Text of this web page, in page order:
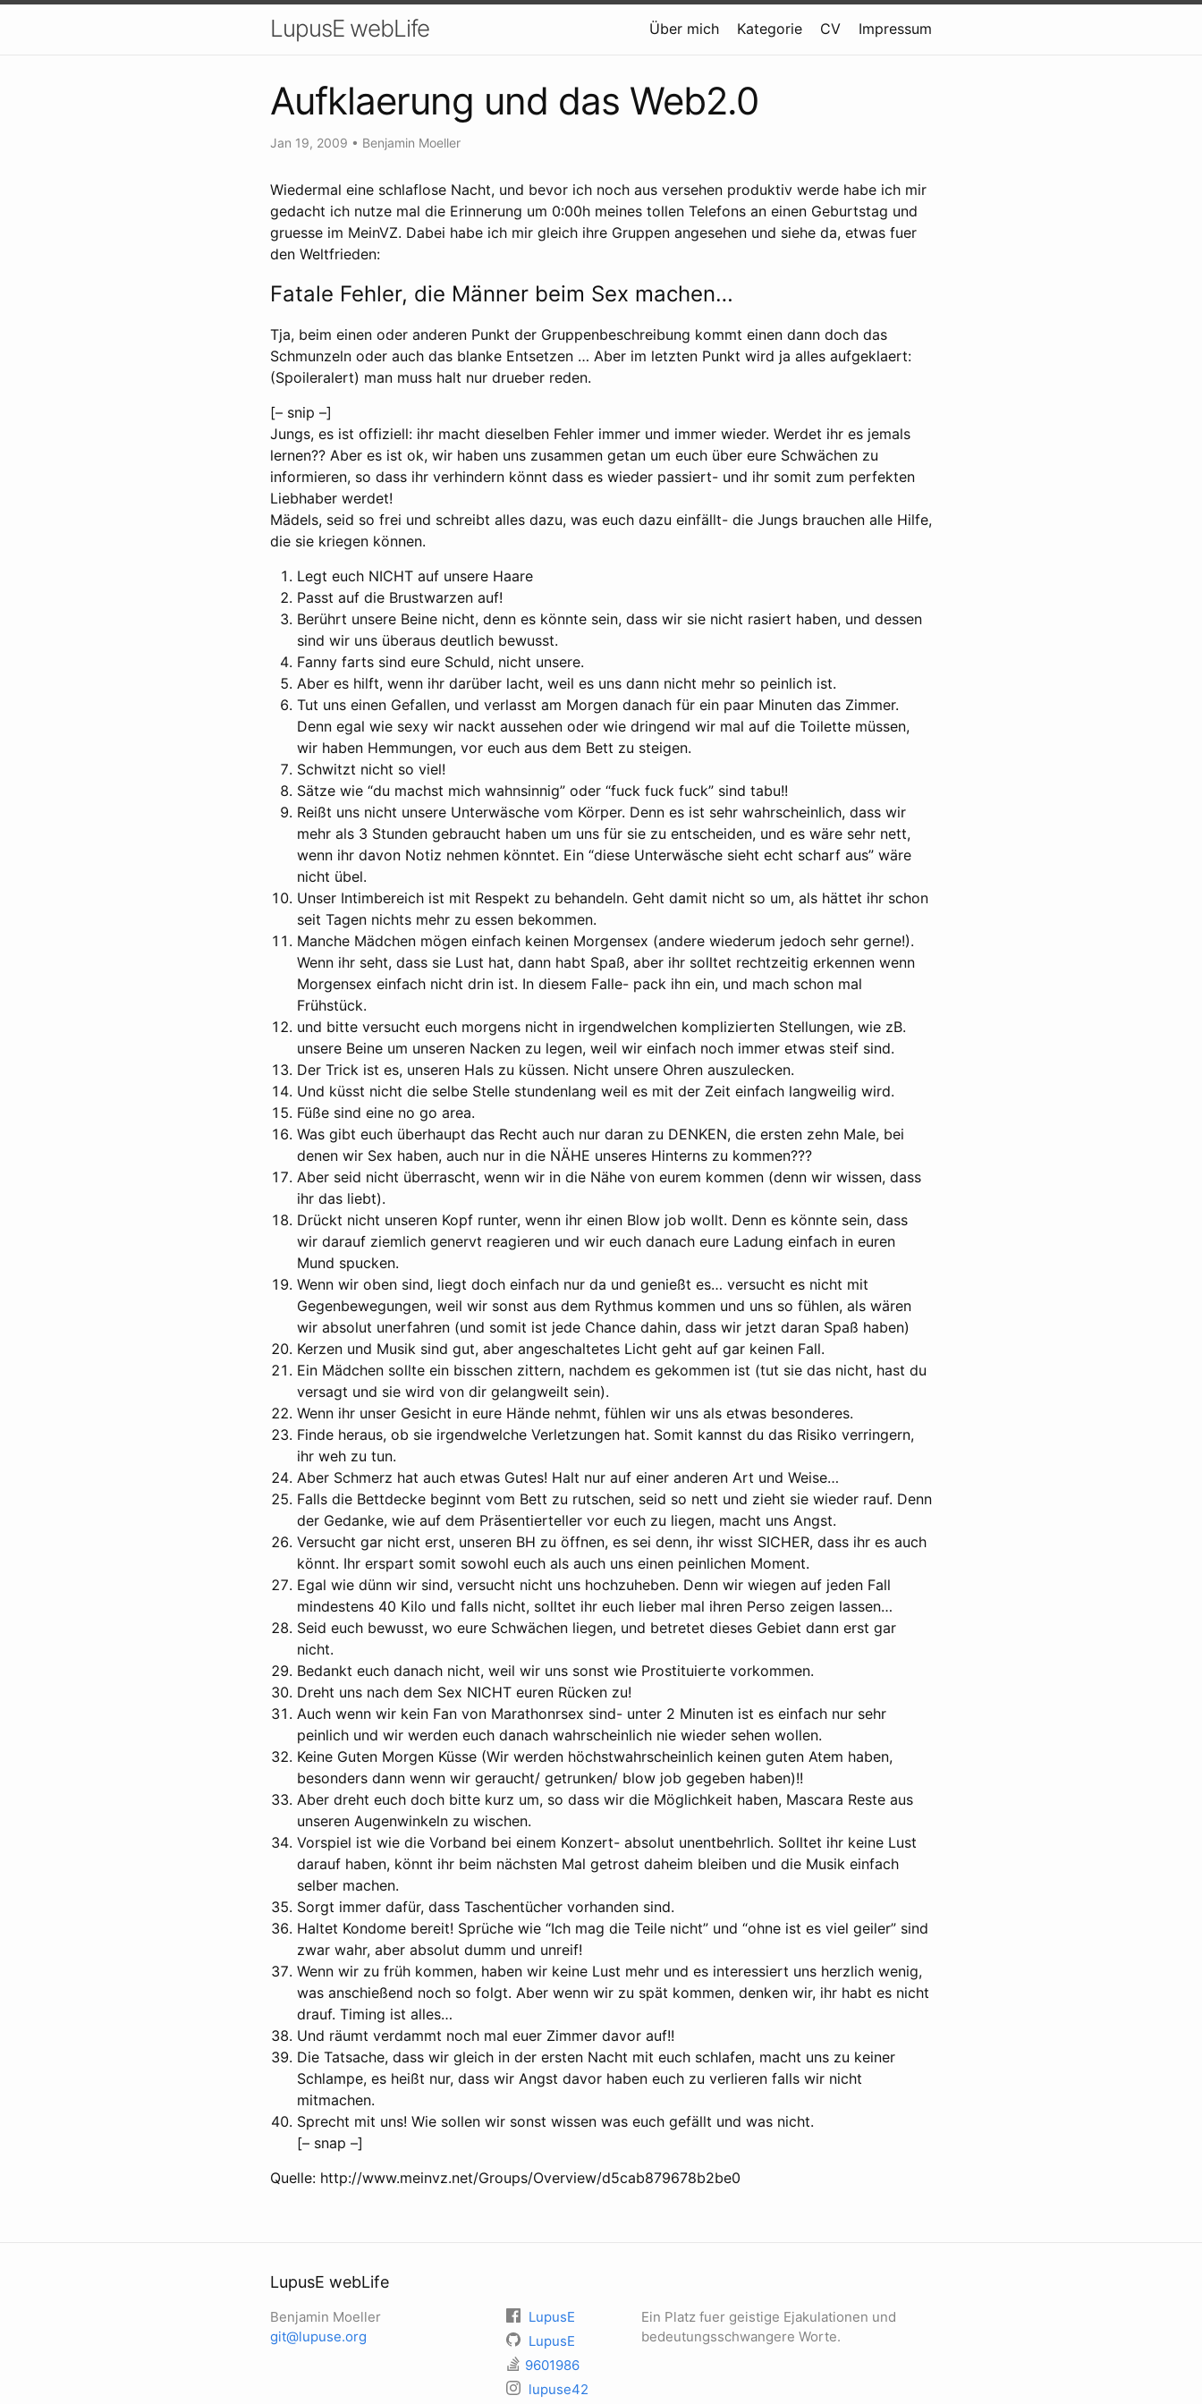
LupusE webLife Über mich Kategorie CV Impressum
Aufklaerung und das Web2.0
Jan 19, 2009 • Benjamin Moeller
Wiedermal eine schlaflose Nacht, und bevor ich noch aus versehen produktiv werde habe ich mir
gedacht ich nutze mal die Erinnerung um 0:00h meines tollen Telefons an einen Geburtstag und
gruesse im MeinVZ. Dabei habe ich mir gleich ihre Gruppen angesehen und siehe da, etwas fuer
den Weltfrieden:
Fatale Fehler, die Männer beim Sex machen…
Tja, beim einen oder anderen Punkt der Gruppenbeschreibung kommt einen dann doch das
Schmunzeln oder auch das blanke Entsetzen … Aber im letzten Punkt wird ja alles aufgeklaert:
(Spoileralert) man muss halt nur drueber reden.
[– snip –]
Jungs, es ist offiziell: ihr macht dieselben Fehler immer und immer wieder. Werdet ihr es jemals
lernen?? Aber es ist ok, wir haben uns zusammen getan um euch über eure Schwächen zu
informieren, so dass ihr verhindern könnt dass es wieder passiert- und ihr somit zum perfekten
Liebhaber werdet!
Mädels, seid so frei und schreibt alles dazu, was euch dazu einfällt- die Jungs brauchen alle Hilfe,
die sie kriegen können.
Legt euch NICHT auf unsere Haare
Passt auf die Brustwarzen auf!
Berührt unsere Beine nicht, denn es könnte sein, dass wir sie nicht rasiert haben, und dessen
sind wir uns überaus deutlich bewusst.
Fanny farts sind eure Schuld, nicht unsere.
Aber es hilft, wenn ihr darüber lacht, weil es uns dann nicht mehr so peinlich ist.
Tut uns einen Gefallen, und verlasst am Morgen danach für ein paar Minuten das Zimmer.
Denn egal wie sexy wir nackt aussehen oder wie dringend wir mal auf die Toilette müssen,
wir haben Hemmungen, vor euch aus dem Bett zu steigen.
Schwitzt nicht so viel!
Sätze wie “du machst mich wahnsinnig” oder “fuck fuck fuck” sind tabu!!
Reißt uns nicht unsere Unterwäsche vom Körper. Denn es ist sehr wahrscheinlich, dass wir
mehr als 3 Stunden gebraucht haben um uns für sie zu entscheiden, und es wäre sehr nett,
wenn ihr davon Notiz nehmen könntet. Ein “diese Unterwäsche sieht echt scharf aus” wäre
nicht übel.
Unser Intimbereich ist mit Respekt zu behandeln. Geht damit nicht so um, als hättet ihr schon
seit Tagen nichts mehr zu essen bekommen.
Manche Mädchen mögen einfach keinen Morgensex (andere wiederum jedoch sehr gerne!).
Wenn ihr seht, dass sie Lust hat, dann habt Spaß, aber ihr solltet rechtzeitig erkennen wenn
Morgensex einfach nicht drin ist. In diesem Falle- pack ihn ein, und mach schon mal
Frühstück.
und bitte versucht euch morgens nicht in irgendwelchen komplizierten Stellungen, wie zB.
unsere Beine um unseren Nacken zu legen, weil wir einfach noch immer etwas steif sind.
Der Trick ist es, unseren Hals zu küssen. Nicht unsere Ohren auszulecken.
Und küsst nicht die selbe Stelle stundenlang weil es mit der Zeit einfach langweilig wird.
Füße sind eine no go area.
Was gibt euch überhaupt das Recht auch nur daran zu DENKEN, die ersten zehn Male, bei
denen wir Sex haben, auch nur in die NÄHE unseres Hinterns zu kommen???
Aber seid nicht überrascht, wenn wir in die Nähe von eurem kommen (denn wir wissen, dass
ihr das liebt).
Drückt nicht unseren Kopf runter, wenn ihr einen Blow job wollt. Denn es könnte sein, dass
wir darauf ziemlich genervt reagieren und wir euch danach eure Ladung einfach in euren
Mund spucken.
Wenn wir oben sind, liegt doch einfach nur da und genießt es… versucht es nicht mit
Gegenbewegungen, weil wir sonst aus dem Rythmus kommen und uns so fühlen, als wären
wir absolut unerfahren (und somit ist jede Chance dahin, dass wir jetzt daran Spaß haben)
Kerzen und Musik sind gut, aber angeschaltetes Licht geht auf gar keinen Fall.
Ein Mädchen sollte ein bisschen zittern, nachdem es gekommen ist (tut sie das nicht, hast du
versagt und sie wird von dir gelangweilt sein).
Wenn ihr unser Gesicht in eure Hände nehmt, fühlen wir uns als etwas besonderes.
Finde heraus, ob sie irgendwelche Verletzungen hat. Somit kannst du das Risiko verringern,
ihr weh zu tun.
Aber Schmerz hat auch etwas Gutes! Halt nur auf einer anderen Art und Weise…
Falls die Bettdecke beginnt vom Bett zu rutschen, seid so nett und zieht sie wieder rauf. Denn
der Gedanke, wie auf dem Präsentierteller vor euch zu liegen, macht uns Angst.
Versucht gar nicht erst, unseren BH zu öffnen, es sei denn, ihr wisst SICHER, dass ihr es auch
könnt. Ihr erspart somit sowohl euch als auch uns einen peinlichen Moment.
Egal wie dünn wir sind, versucht nicht uns hochzuheben. Denn wir wiegen auf jeden Fall
mindestens 40 Kilo und falls nicht, solltet ihr euch lieber mal ihren Perso zeigen lassen…
Seid euch bewusst, wo eure Schwächen liegen, und betretet dieses Gebiet dann erst gar
nicht.
Bedankt euch danach nicht, weil wir uns sonst wie Prostituierte vorkommen.
Dreht uns nach dem Sex NICHT euren Rücken zu!
Auch wenn wir kein Fan von Marathonrsex sind- unter 2 Minuten ist es einfach nur sehr
peinlich und wir werden euch danach wahrscheinlich nie wieder sehen wollen.
Keine Guten Morgen Küsse (Wir werden höchstwahrscheinlich keinen guten Atem haben,
besonders dann wenn wir geraucht/ getrunken/ blow job gegeben haben)!!
Aber dreht euch doch bitte kurz um, so dass wir die Möglichkeit haben, Mascara Reste aus
unseren Augenwinkeln zu wischen.
Vorspiel ist wie die Vorband bei einem Konzert- absolut unentbehrlich. Solltet ihr keine Lust
darauf haben, könnt ihr beim nächsten Mal getrost daheim bleiben und die Musik einfach
selber machen.
Sorgt immer dafür, dass Taschentücher vorhanden sind.
Haltet Kondome bereit! Sprüche wie “Ich mag die Teile nicht” und “ohne ist es viel geiler” sind
zwar wahr, aber absolut dumm und unreif!
Wenn wir zu früh kommen, haben wir keine Lust mehr und es interessiert uns herzlich wenig,
was anschießend noch so folgt. Aber wenn wir zu spät kommen, denken wir, ihr habt es nicht
drauf. Timing ist alles…
Und räumt verdammt noch mal euer Zimmer davor auf!!
Die Tatsache, dass wir gleich in der ersten Nacht mit euch schlafen, macht uns zu keiner
Schlampe, es heißt nur, dass wir Angst davor haben euch zu verlieren falls wir nicht
mitmachen.
Sprecht mit uns! Wie sollen wir sonst wissen was euch gefällt und was nicht.
[– snap –]
Quelle: http://www.meinvz.net/Groups/Overview/d5cab879678b2be0
LupusE webLife
Benjamin Moeller
git@lupuse.org
LupusE
LupusE
9601986
lupuse42
Ein Platz fuer geistige Ejakulationen und
bedeutungsschwangere Worte.